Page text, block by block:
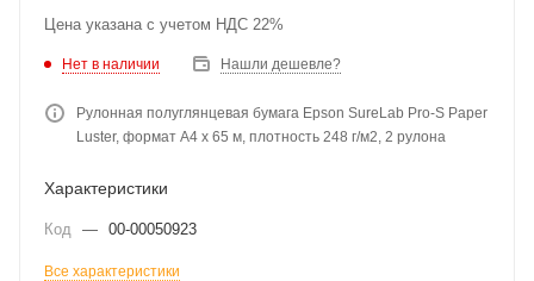
Цена указана с учетом НДС 22%
Нет в наличии Нашли дешевле?
Рулонная полуглянцевая бумага Epson SureLab Pro-S Paper
Luster, формат A4 x 65 м, плотность 248 г/м2, 2 рулона
Характеристики
Код — 00-00050923
Все характеристики